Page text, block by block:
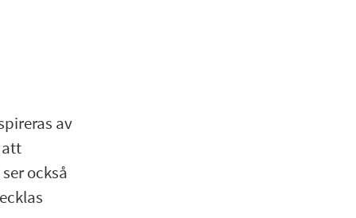
av
att
också